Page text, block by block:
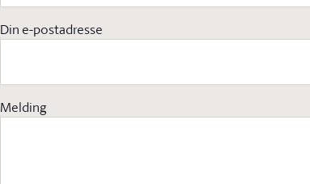
Din e-postadresse
Melding